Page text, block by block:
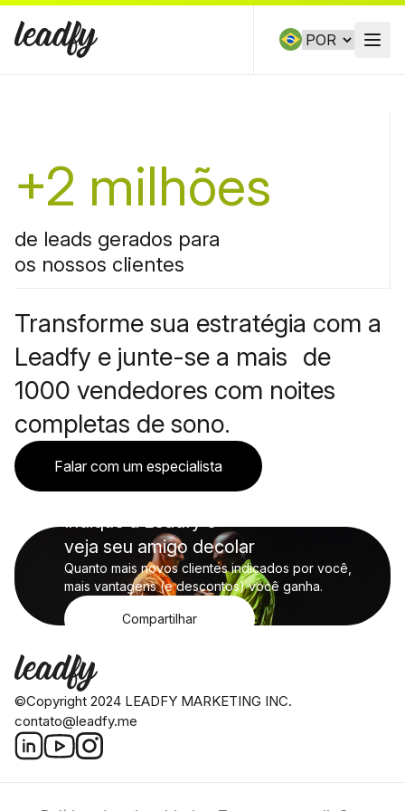
Skip to content
+2 milhões
de leads gerados para
os nossos clientes
Transforme sua estratégia com a
Leadfy e junte-se a mais de
1000 vendedores com noites
completas de sono.
Falar com um especialista
Indique a Leadfy e
veja seu amigo decolar
Quanto mais novos clientes indicados por você,
mais vantagens (e descontos) você ganha.
Compartilhar
©Copyright 2024 LEADFY MARKETING INC.
contato@leadfy.me